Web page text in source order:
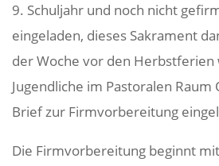
9. Schul­jahr und noch nicht
einge­laden, dieses Sakra­ment
der Woche vor den Herbst­fe­rien
Jugend­liche im Pasto­ralen
Brief zur Firm­vor­be­rei­tung
Die Firm­vor­be­rei­tung beginnt